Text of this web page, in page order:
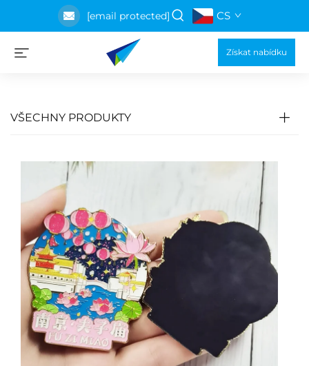
[email protected] CS
Získat nabídku
VŠECHNY PRODUKTY